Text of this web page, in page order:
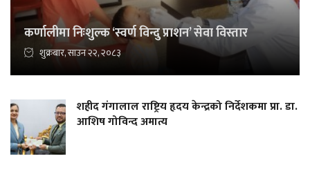
कर्णालीमा निःशुल्क ‘स्वर्ण विन्दु प्राशन’ सेवा विस्तार
शुक्रबार, साउन २२, २०८३
शहीद गंगालाल राष्ट्रिय हृदय केन्द्रको निर्देशकमा प्रा. डा.
आशिष गोविन्द अमात्य